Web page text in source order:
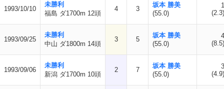
1993/10/10
未勝利
福島 ダ1700m 12頭
4 3
坂本 勝美
(55.0)
1
(2.3)
1993/09/25
未勝利
中山 ダ1800m 14頭
3 5
坂本 勝美
(55.0)
4
(8.5)
1993/09/06
未勝利
新潟 ダ1700m 10頭
2 7
坂本 勝美
(55.0)
3
(4.9)